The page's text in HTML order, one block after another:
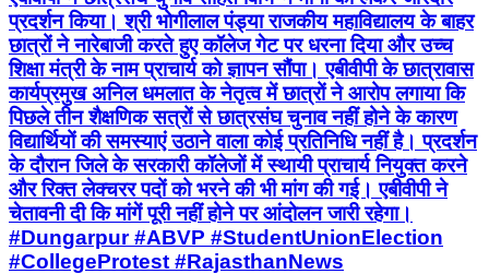
प्रदर्शन किया। श्री भोगीलाल पंड्या राजकीय महाविद्यालय के बाहर
छात्रों ने नारेबाजी करते हुए कॉलेज गेट पर धरना दिया और उच्च
शिक्षा मंत्री के नाम प्राचार्य को ज्ञापन सौंपा। एबीवीपी के छात्रावास
कार्यप्रमुख अनिल धमलात के नेतृत्व में छात्रों ने आरोप लगाया कि
पिछले तीन शैक्षणिक सत्रों से छात्रसंघ चुनाव नहीं होने के कारण
विद्यार्थियों की समस्याएं उठाने वाला कोई प्रतिनिधि नहीं है। प्रदर्शन
के दौरान जिले के सरकारी कॉलेजों में स्थायी प्राचार्य नियुक्त करने
और रिक्त लेक्चरर पदों को भरने की भी मांग की गई। एबीवीपी ने
चेतावनी दी कि मांगें पूरी नहीं होने पर आंदोलन जारी रहेगा।
#Dungarpur #ABVP #StudentUnionElection
#CollegeProtest #RajasthanNews